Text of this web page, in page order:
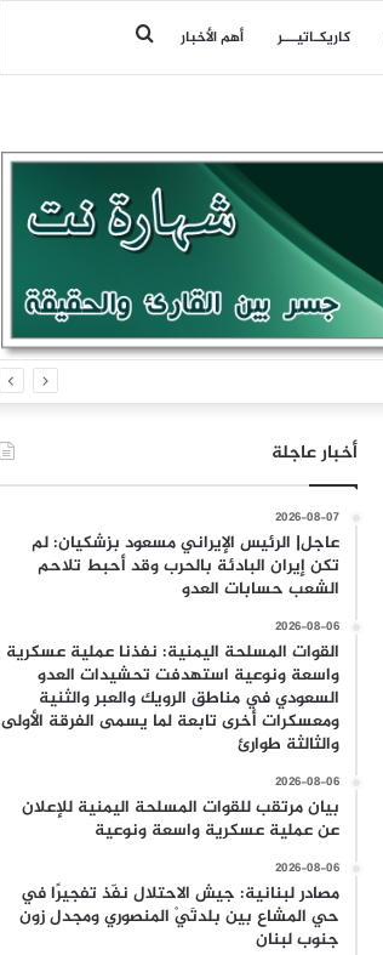
كاريكـاتيـــر أهم الأخبار بحث
أخبار عاجلة
2026-08-07
عاجل| الرئيس الإيراني مسعود بزشكيان: لم
تكن إيران البادئة بالحرب وقد أحبط تلاحم
الشعب حسابات العدو
2026-08-06
القوات المسلحة اليمنية: نفذنا عملية عسكرية
واسعة ونوعية استهدفت تحشيدات العدو
السعودي في مناطق الرويك والعبر والثنية
ومعسكرات أخرى تابعة لما يسمى الفرقة الأولى
والثالثة طوارئ
2026-08-06
بيان مرتقب للقوات المسلحة اليمنية للإعلان
عن عملية عسكرية واسعة ونوعية
2026-08-06
مصادر لبنانية: جيش الاحتلال نفّذ تفجيرًا في
حي المشاع بين بلدتَيْ المنصوري ومجدل زون
جنوب لبنان